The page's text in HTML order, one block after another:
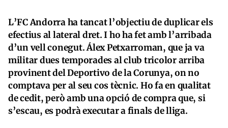
L’FC Andorra ha tancat l’objectiu de duplicar els
efectius al lateral dret. I ho ha fet amb l’arribada
d’un vell conegut. Álex Petxarroman, que ja va
militar dues temporades al club tricolor arriba
provinent del Deportivo de la Corunya, on no
comptava per al seu cos tècnic. Ho fa en qualitat
de cedit, però amb una opció de compra que, si
s’escau, es podrà executar a finals de lliga.